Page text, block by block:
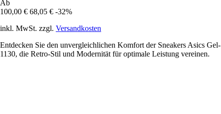
Ab
100,00 € 68,05 € -32%
inkl. MwSt. zzgl. Versandkosten
Entdecken Sie den unvergleichlichen Komfort der Sneakers Asics Gel-
1130, die Retro-Stil und Modernität für optimale Leistung vereinen.